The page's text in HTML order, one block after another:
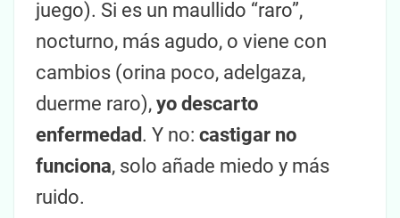
juego). Si es un maullido “raro”,
nocturno, más agudo, o viene con
cambios (orina poco, adelgaza,
duerme raro), yo descarto
enfermedad. Y no: castigar no
funciona, solo añade miedo y más
ruido.